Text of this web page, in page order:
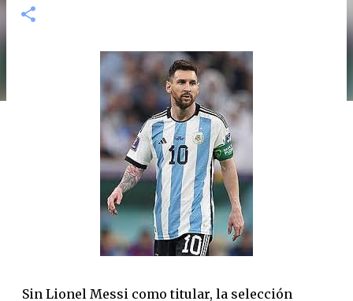
Sin Lionel Messi como titular, la selección